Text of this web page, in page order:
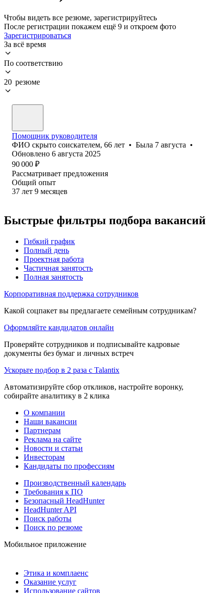
Чтобы видеть все резюме, зарегистрируйтесь
После регистрации покажем ещё 9 и откроем фото
Зарегистрироваться
За всё время
По соответствию
20 резюме
Помощник руководителя
ФИО скрыто соискателем, 66 лет • Была 7 августа •
Обновлено 6 августа 2025
90 000 ₽
Рассматривает предложения
Общий опыт
37 лет 9 месяцев
Быстрые фильтры подбора вакансий
Гибкий график
Полный день
Проектная работа
Частичная занятость
Полная занятость
Корпоративная поддержка сотрудников
Какой соцпакет вы предлагаете семейным сотрудникам?
Оформляйте кандидатов онлайн
Проверяйте сотрудников и подписывайте кадровые
документы без бумаг и личных встреч
Ускорьте подбор в 2 раза с Talantix
Автоматизируйте сбор откликов, настройте воронку,
собирайте аналитику в 2 клика
О компании
Наши вакансии
Партнерам
Реклама на сайте
Новости и статьи
Инвесторам
Кандидаты по профессиям
Производственный календарь
Требования к ПО
Безопасный HeadHunter
HeadHunter API
Поиск работы
Поиск по резюме
Мобильное приложение
Этика и комплаенс
Оказание услуг
Использование сайтов